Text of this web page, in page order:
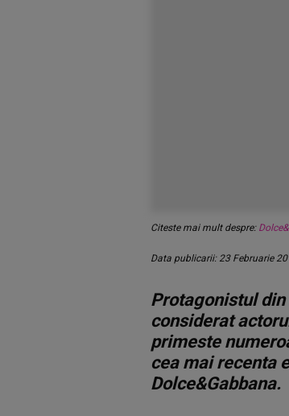
Citeste mai mult despre:
Data publicarii: 23 Februarie
Protagonistul din
considerat
primeste
cea mai recenta
Dolce&Gabbana.